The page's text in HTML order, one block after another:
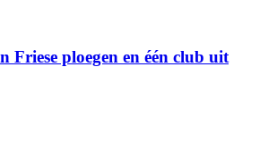
Friese ploegen en één club uit